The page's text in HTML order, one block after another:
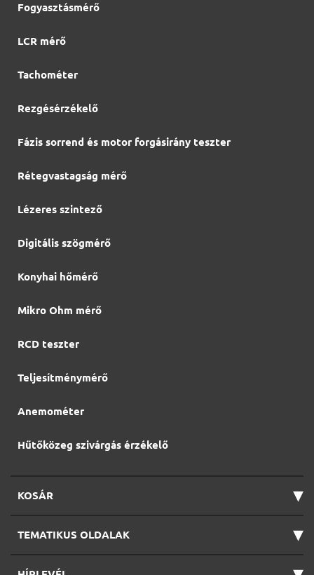
Fogyasztásmérő
LCR mérő
Tachométer
Rezgésérzékelő
Fázis sorrend és motor forgásirány teszter
Rétegvastagság mérő
Lézeres szintező
Digitális szögmérő
Konyhai hőmérő
Mikro Ohm mérő
RCD teszter
Teljesítménymérő
Anemométer
Hűtőközeg szivárgás érzékelő
KOSÁR ▾
TEMATIKUS OLDALAK ▾